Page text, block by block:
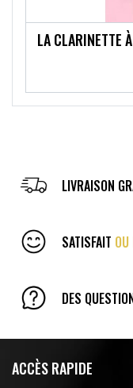
LA CLARINETTE
LIVRAISON
SATISFAIT
DES
ACCÈS RAPIDE